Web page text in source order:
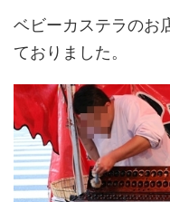
ベビーカステラのお
ておりました。